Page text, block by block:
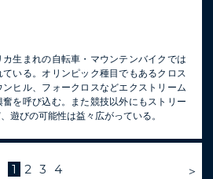
生まれの自転車・マウンテンバイクでは
いる。オリンピック種目でもあるクロス
ヒル、フォークロスなどエクストリーム
を呼び込む。また競技以外にもストリー
遊びの可能性は益々広がっている。
1 2 3 4 ＞